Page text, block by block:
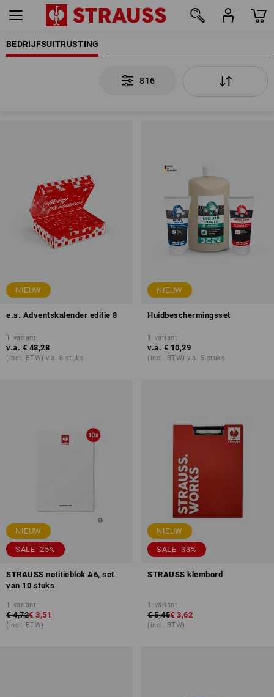
BEDRIJFSUITRUSTING
816
NIEUW
e.s. Adventskalender editie 8
1 variant
v.a. € 48,28
(incl. BTW) v.a. 6 stuks
NIEUW
Huidbeschermingsset
1 variant
v.a. € 10,29
(incl. BTW) v.a. 5 stuks
NIEUW
SALE -25%
STRAUSS notitieblok A6, set
van 10 stuks
1 variant
€ 4,72€ 3,51
(incl. BTW)
NIEUW
SALE -33%
STRAUSS klembord
1 variant
€ 5,45€ 3,62
(incl. BTW)